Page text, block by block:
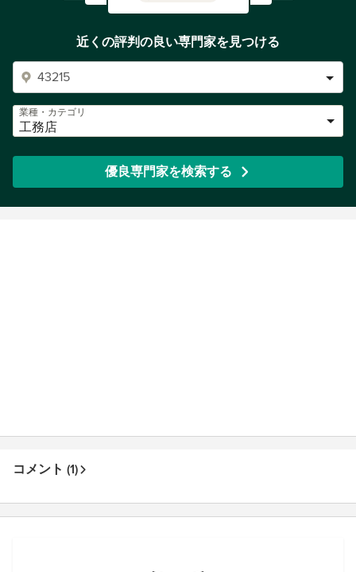
近くの評判の良い専門家を見つける
業種・カテゴリ
工務店
優良専門家を検索する
コメント (1)